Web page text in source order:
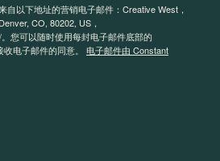
自以下地址的营销电子邮件：Creative West，
CO, 80202, US，
您可以随时使用每封电子邮件底部的
电子邮件的同意。 电子邮件由 Constant